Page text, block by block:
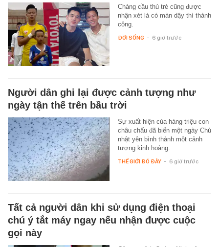
Chàng cầu thủ trẻ cũng được
nhận xét là có màn dậy thì thành
công.
ĐỜI SỐNG - 6 giờ trước
Người dân ghi lại được cảnh tượng như
ngày tận thế trên bầu trời
Sự xuất hiện của hàng triệu con
châu chấu đã biến một ngày Chủ
nhật yên bình thành một cảnh
tượng kinh hoàng.
THẾ GIỚI ĐÓ ĐÂY - 6 giờ trước
Tất cả người dân khi sử dụng điện thoại
chú ý tắt máy ngay nếu nhận được cuộc
gọi này